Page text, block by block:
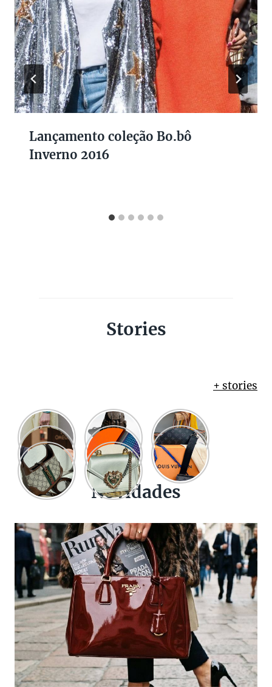
Lançamento coleção Bo.bô
Inverno 2016
Stories
+ stories
Novidades